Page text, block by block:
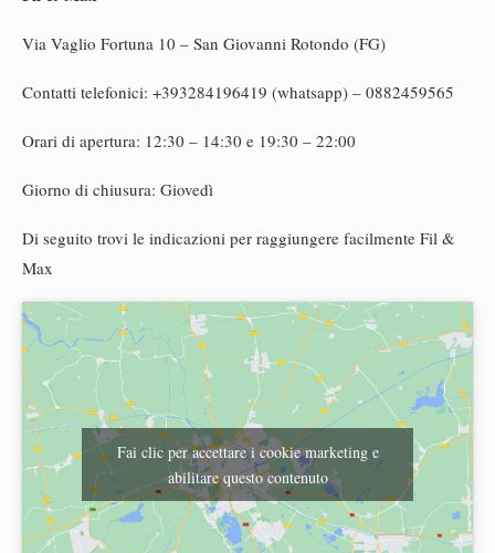
Via Vaglio Fortuna 10 – San Giovanni Rotondo (FG)
Contatti telefonici: +393284196419 (whatsapp) – 0882459565
Orari di apertura: 12:30 – 14:30 e 19:30 – 22:00
Giorno di chiusura: Giovedì
Di seguito trovi le indicazioni per raggiungere facilmente Fil &
Max
Fai clic per accettare i cookie marketing e
abilitare questo contenuto